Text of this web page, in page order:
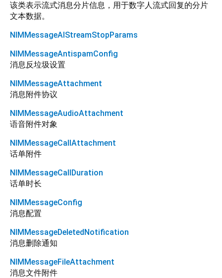
该类表示流式消息分片信息，用于数字人流式回复的分片
文本数据。
NIMMessageAIStreamStopParams
NIMMessageAntispamConfig
消息反垃圾设置
NIMMessageAttachment
消息附件协议
NIMMessageAudioAttachment
语音附件对象
NIMMessageCallAttachment
话单附件
NIMMessageCallDuration
话单时长
NIMMessageConfig
消息配置
NIMMessageDeletedNotification
消息删除通知
NIMMessageFileAttachment
消息文件附件